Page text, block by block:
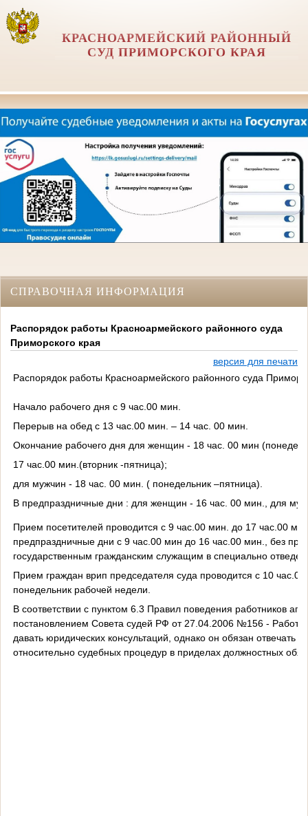
КРАСНОАРМЕЙСКИЙ РАЙОННЫЙ
СУД ПРИМОРСКОГО КРАЯ
СПРАВОЧНАЯ ИНФОРМАЦИЯ
Распорядок работы Красноармейского районного суда
Приморского края
версия для печати
Распорядок работы Красноармейского районного суда
Начало рабочего дня с 9 час.00 мин.
Перерыв на обед с 13 час.00 мин. – 14 час. 00 мин.
Окончание рабочего дня для женщин - 18 час. 00 мин
17 час.00 мин.(вторник -пятница);
для мужчин - 18 час. 00 мин. ( понедельник –пятница).
В предпраздничные дни : для женщин - 16 час. 00 мин., для
Прием посетителей проводится с 9 час.00 мин. до 17 час.00
предпраздничные дни с 9 час.00 мин до 16 час.00 мин., без
государственным гражданским служащим в специально
Прием граждан врип председателя суда проводится с 10
понедельник рабочей недели.
В соответствии с пунктом 6.3 Правил поведения работников
постановлением Совета судей РФ от 27.04.2006 №156 -
давать юридических консультаций, однако он обязан отвечать
относительно судебных процедур в приделах должностных